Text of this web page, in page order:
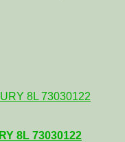
8L 73030122